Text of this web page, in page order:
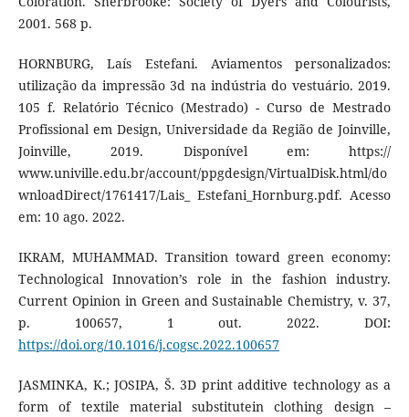
2001. 568 p.
HORNBURG, Laís Estefani. Aviamentos personalizados:
utilização da impressão 3d na indústria do vestuário. 2019.
105 f. Relatório Técnico (Mestrado) - Curso de Mestrado
Profissional em Design, Universidade da Região de Joinville,
Joinville, 2019. Disponível em: https://
www.univille.edu.br/account/ppgdesign/VirtualDisk.html/do
wnloadDirect/1761417/Lais_ Estefani_Hornburg.pdf. Acesso
em: 10 ago. 2022.
IKRAM, MUHAMMAD. Transition toward green economy:
Technological Innovation’s role in the fashion industry.
Current Opinion in Green and Sustainable Chemistry, v. 37,
p. 100657, 1 out. 2022. DOI:
https://doi.org/10.1016/j.cogsc.2022.100657
JASMINKA, K.; JOSIPA, Š. 3D print additive technology as a
form of textile material substitutein clothing design –